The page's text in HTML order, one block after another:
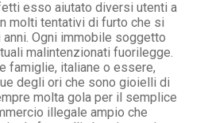
esso aiutato diversi utenti a
molti tentativi di furto che si
Ogni immobile soggetto
malintenzionati fuorilegge.
famiglie, italiane o essere,
degli ori che sono gioielli di
molta gola per il semplice
illegale ampio che